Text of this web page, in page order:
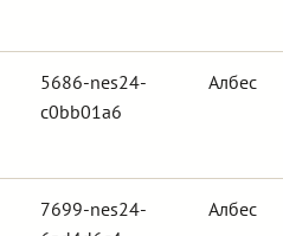
5686-nes24-
c0bb01a6
Албес
7699-nes24-
Албес